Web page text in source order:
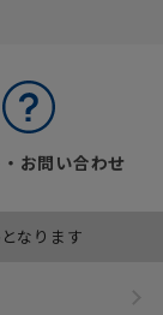
お問い合わせ
なります